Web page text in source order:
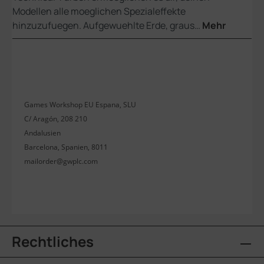
Modellen alle moeglichen Spezialeffekte
hinzuzufuegen. Aufgewuehlte Erde, graus… Mehr
Games Workshop EU Espana, SLU
C/ Aragón, 208 210
Andalusien
Barcelona, Spanien, 8011
mailorder@gwplc.com
Rechtliches